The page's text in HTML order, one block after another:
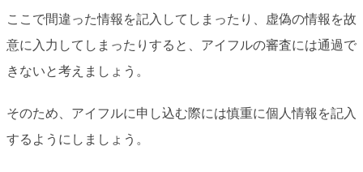
ここで間違った情報を記入してしまったり、虚偽の情報を故
意に入力してしまったりすると、アイフルの審査には通過で
きないと考えましょう。
そのため、アイフルに申し込む際には慎重に個人情報を記入
するようにしましょう。